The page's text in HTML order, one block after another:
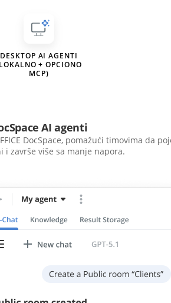
DESKTOP AI AGENTI
+ OPCIONO
MCP)
AI agenti
DocSpace, pomažući timovima da
i završe više sa manje napora.